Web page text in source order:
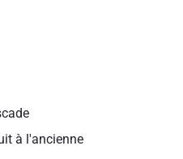
à l'ancienne